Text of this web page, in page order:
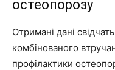
остеопорозу
Отримані дані
комбінованого
профілактики